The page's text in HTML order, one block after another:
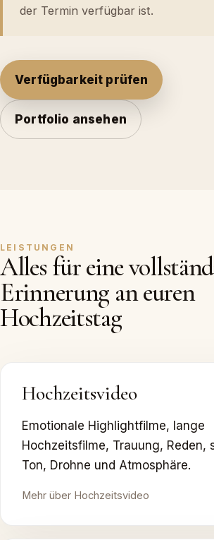
der Termin verfügbar ist.
Verfügbarkeit prüfen
Portfolio ansehen
LEISTUNGEN
Alles für eine
Erinnerung an euren
Hochzeitstag
Hochzeitsvideo
Emotionale Highlightfilme, lange
Hochzeitsfilme, Trauung, Reden,
Ton, Drohne und Atmosphäre.
Mehr über Hochzeitsvideo